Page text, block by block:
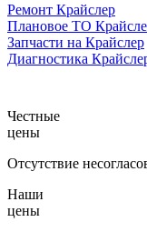
Ремонт Крайслер
Плановое ТО
Запчасти на Крайслер
Диагностика
Честные
цены
Отсутствие
Наши
цены